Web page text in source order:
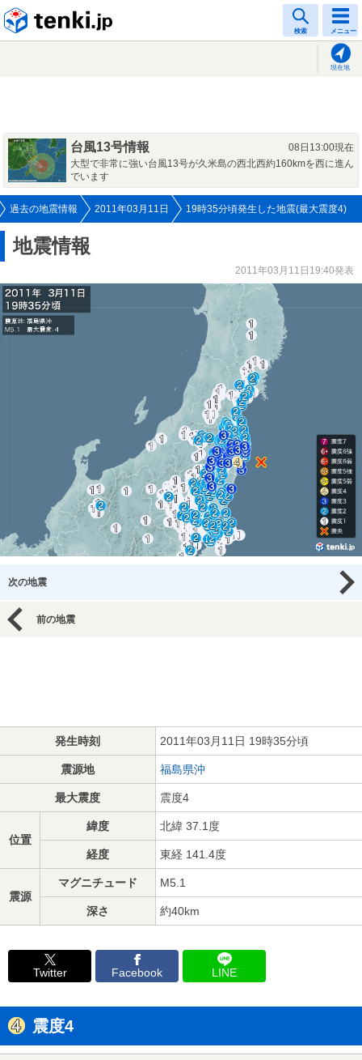
検索 メニュー
現在地
台風13号情報
08日13:00現在
大型で非常に強い台風13号が久米島の西北西約160kmを西に進ん
でいます
過去の地震情報 2011年03月11日 19時35分頃発生した地震(最大震度4)
地震情報
2011年03月11日19:40発表
次の地震
前の地震
発生時刻 2011年03月11日 19時35分頃
震源地 福島県沖
最大震度 震度4
位置
緯度 北緯 37.1度
経度 東経 141.4度
震源
マグニチュード M5.1
深さ 約40km
Twitter Facebook LINE
震度4